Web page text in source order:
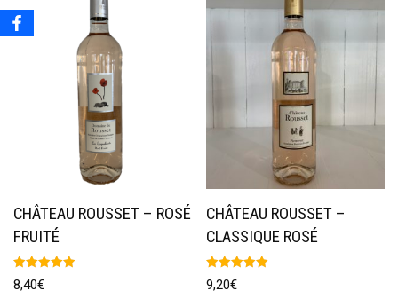
CHÂTEAU ROUSSET – ROSÉ
FRUITÉ
Note
5.00
8,40€
CHÂTEAU ROUSSET –
CLASSIQUE ROSÉ
Note
5.00
9,20€